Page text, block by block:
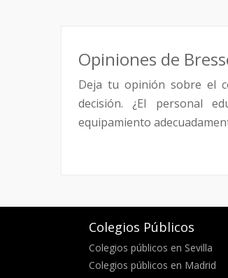
Opiniones de
Deja tu opinión sobre el
decisión. ¿El personal
equipamiento
Colegios Públicos
Colegios públicos en Sevilla
Colegios públicos en Madrid